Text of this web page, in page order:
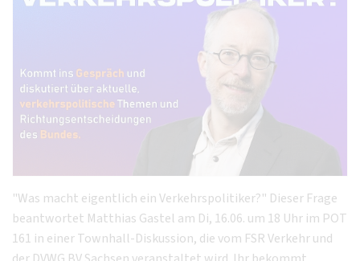
"Was macht eigentlich ein Verkehrspolitiker?" Dieser Frage
beantwortet Matthias Gastel am Di, 16.06. um 18 Uhr im POT
161 in einer Townhall-Diskussion, die vom FSR Verkehr und